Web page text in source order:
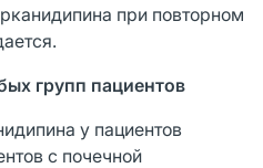
при повторном
групп пациентов
у пациентов
с почечной